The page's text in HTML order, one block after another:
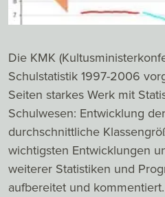
Die KMK
Schulstatistik 1997-2006
Seiten starkes Werk mit
Schulwesen: Entwicklung
durchschnittliche
wichtigsten Entwicklungen
weiterer Statistiken und
aufbereitet und kommentiert.